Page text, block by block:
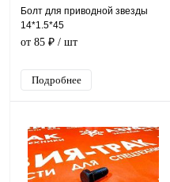
Болт для приводной звезды
14*1.5*45
от 85 ₽ / шт
Подробнее